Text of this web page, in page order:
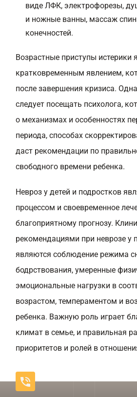
виде ЛФК, электрофорезы,
и ножные ванны, массаж
конечностей.
Возрастные приступы истерики
кратковременным явлением,
после завершения кризиса.
следует посещать психолога,
о механизмах и особенностях
периода, способах
даст рекомендации по
свободного времени ребенка.
Невроз у детей и подростков
процессом и своевременное
благоприятному прогнозу.
рекомендациями при неврозе у
являются соблюдение режима
бодрствования, умеренные
эмоциональные нагрузки в
возрастом, темпераментом и
ребенка. Важную роль играет
климат в семье, и правильная
приоритетов и ролей в